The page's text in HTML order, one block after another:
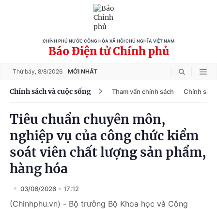
CHÍNH PHỦ NƯỚC CỘNG HÒA XÃ HỘI CHỦ NGHĨA VIỆT NAM
Báo Điện tử Chính phủ
Thứ bảy, 8/8/2026 MỚI NHẤT
Chính sách và cuộc sống Tham vấn chính sách Chính
Tiêu chuẩn chuyên môn,
nghiệp vụ của công chức kiểm
soát viên chất lượng sản phẩm,
hàng hóa
03/06/2026 17:12
(Chinhphu.vn) - Bộ trưởng Bộ Khoa học và Công